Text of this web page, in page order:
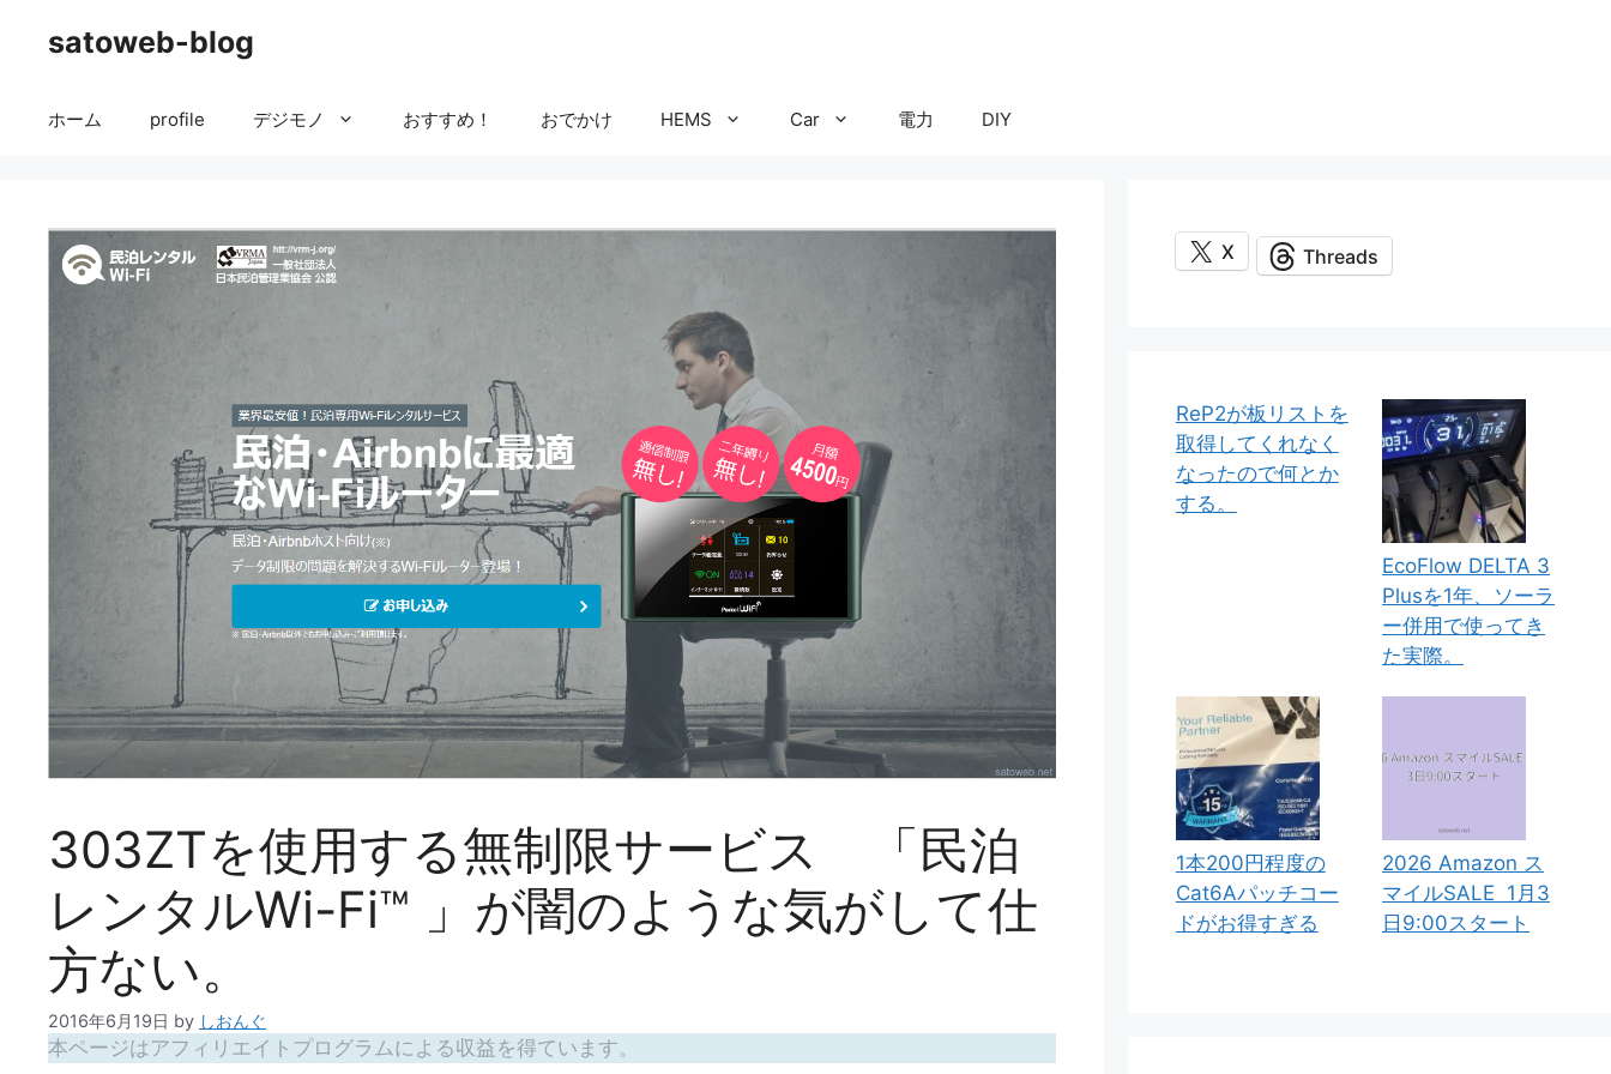
satoweb-blog
ホーム profile デジモノ おすすめ！ おでかけ HEMS Car 電力 DIY
303ZTを使用する無制限サービス 「民泊
レンタルWi-Fi™ 」が闇のような気がして仕
方ない。
2016年6月19日 by しおんぐ
本ページはアフィリエイトプログラムによる収益を得ています。
X Threads
ReP2が板リストを
取得してくれなく
なったので何とか
する。
EcoFlow DELTA 3
Plusを1年、ソーラ
ー併用で使ってき
た実際。
1本200円程度の
Cat6Aパッチコー
ドがお得すぎる
2026 Amazon ス
マイルSALE 1月3
日9:00スタート